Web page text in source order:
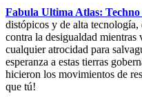
Fabula Ultima Atlas: Techno
distópicos y de alta
contra la desigualdad mientras
cualquier atrocidad para
esperanza a estas tierras
hicieron los movimientos de
que tú!